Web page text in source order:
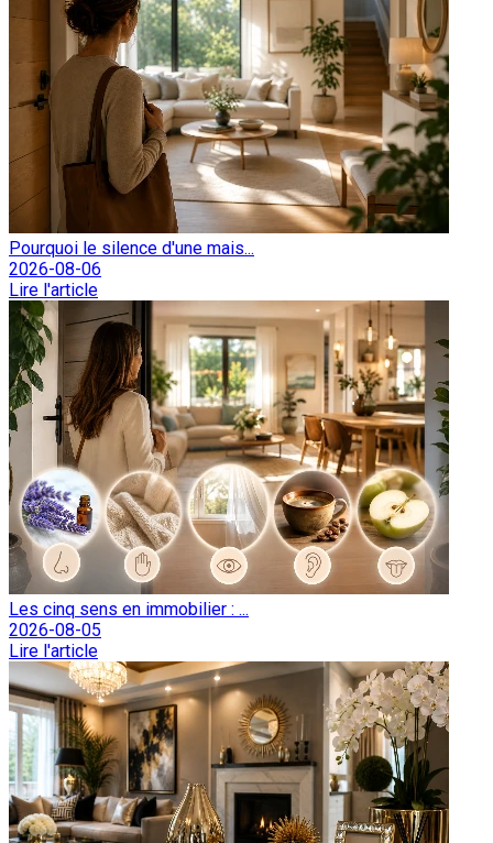
Pourquoi le silence d'une mais...
2026-08-06
Lire l'article
Les cinq sens en immobilier : ...
2026-08-05
Lire l'article